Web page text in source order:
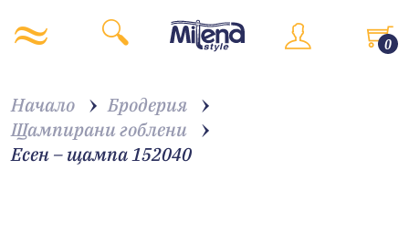
0
Начало
Бродерия
Щампирани гоблени
Есен – щампа 152040